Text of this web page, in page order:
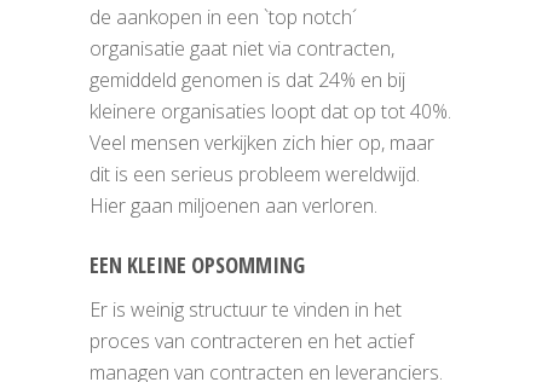
de aankopen in een `top notch´
organisatie gaat niet via contracten,
gemiddeld genomen is dat 24% en bij
kleinere organisaties loopt dat op tot 40%.
Veel mensen verkijken zich hier op, maar
dit is een serieus probleem wereldwijd.
Hier gaan miljoenen aan verloren.
EEN KLEINE OPSOMMING
Er is weinig structuur te vinden in het
proces van contracteren en het actief
managen van contracten en leveranciers.